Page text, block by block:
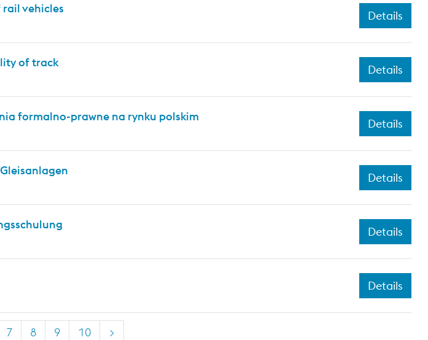
vehicles
Details
of track
Details
formalno-prawne na rynku polskim
Details
Details
Details
Details
7 8 9 10 >